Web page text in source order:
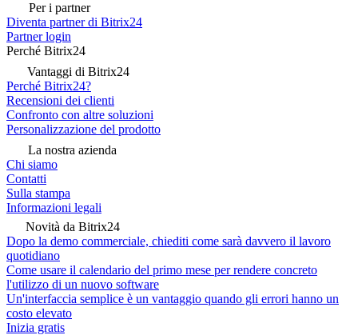
Per i partner
Diventa partner di Bitrix24
Partner login
Perché Bitrix24
Vantaggi di Bitrix24
Perché Bitrix24?
Recensioni dei clienti
Confronto con altre soluzioni
Personalizzazione del prodotto
La nostra azienda
Chi siamo
Contatti
Sulla stampa
Informazioni legali
Novità da Bitrix24
Dopo la demo commerciale, chiediti come sarà davvero il lavoro
quotidiano
Come usare il calendario del primo mese per rendere concreto
l'utilizzo di un nuovo software
Un'interfaccia semplice è un vantaggio quando gli errori hanno un
costo elevato
Inizia gratis